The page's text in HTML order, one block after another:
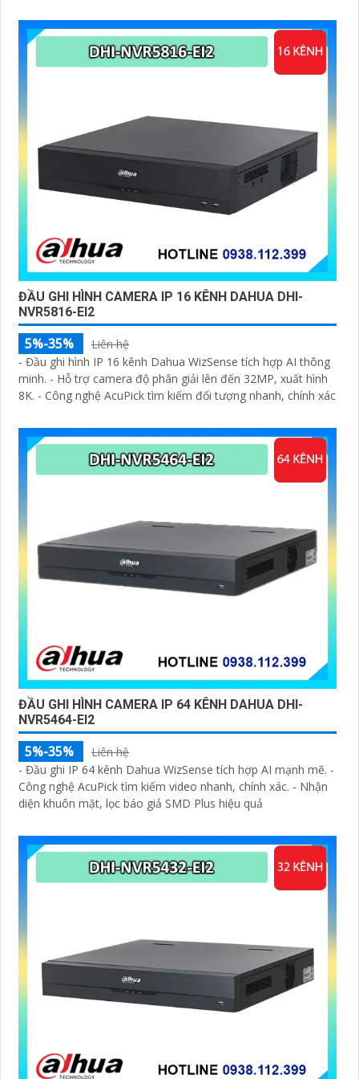
ĐẦU GHI HÌNH CAMERA IP 16 KÊNH DAHUA DHI-
NVR5816-EI2
5%-35%
Liên hệ
- Đầu ghi hình IP 16 kênh Dahua WizSense tích hợp AI thông
minh. - Hỗ trợ camera độ phân giải lên đến 32MP, xuất hình
8K. - Công nghệ AcuPick tìm kiếm đối tượng nhanh, chính xác
ĐẦU GHI HÌNH CAMERA IP 64 KÊNH DAHUA DHI-
NVR5464-EI2
5%-35%
Liên hệ
- Đầu ghi IP 64 kênh Dahua WizSense tích hợp AI mạnh mẽ. -
Công nghệ AcuPick tìm kiếm video nhanh, chính xác. - Nhận
diện khuôn mặt, lọc báo giả SMD Plus hiệu quả